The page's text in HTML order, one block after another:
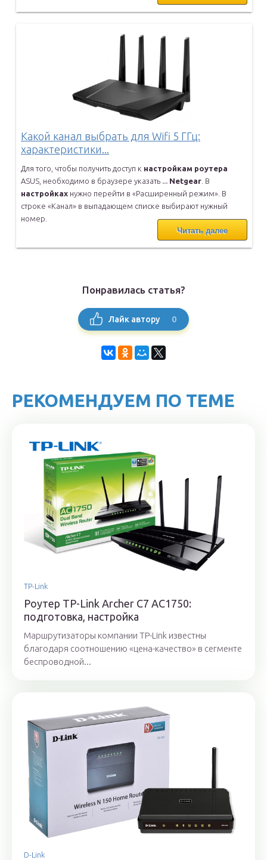
Какой канал выбрать для Wifi 5 ГГц:
характеристики...
Для того, чтобы получить доступ к настройкам роутера
ASUS, необходимо в браузере указать ... Netgear . В
настройках нужно перейти в «Расширенный режим». В
строке «Канал» в выпадающем списке выбирают нужный
номер.
Читать далее
Понравилась статья?
Лайк автору 0
РЕКОМЕНДУЕМ ПО ТЕМЕ
TP-Link
Роутер TP-Link Archer C7 AC1750:
подготовка, настройка
Маршрутизаторы компании TP-Link известны
благодаря соотношению «цена-качество» в сегменте
беспроводной...
D-Link